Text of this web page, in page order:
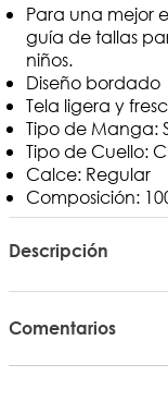
Para una mejor
guía de tallas
niños.
Diseño bordado
Tela ligera y
Tipo de Manga:
Tipo de Cuello:
Calce: Regular
Composición:
Descripción
Comentarios